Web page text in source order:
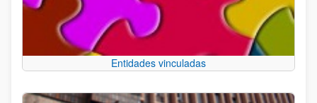
Entidades vinculadas